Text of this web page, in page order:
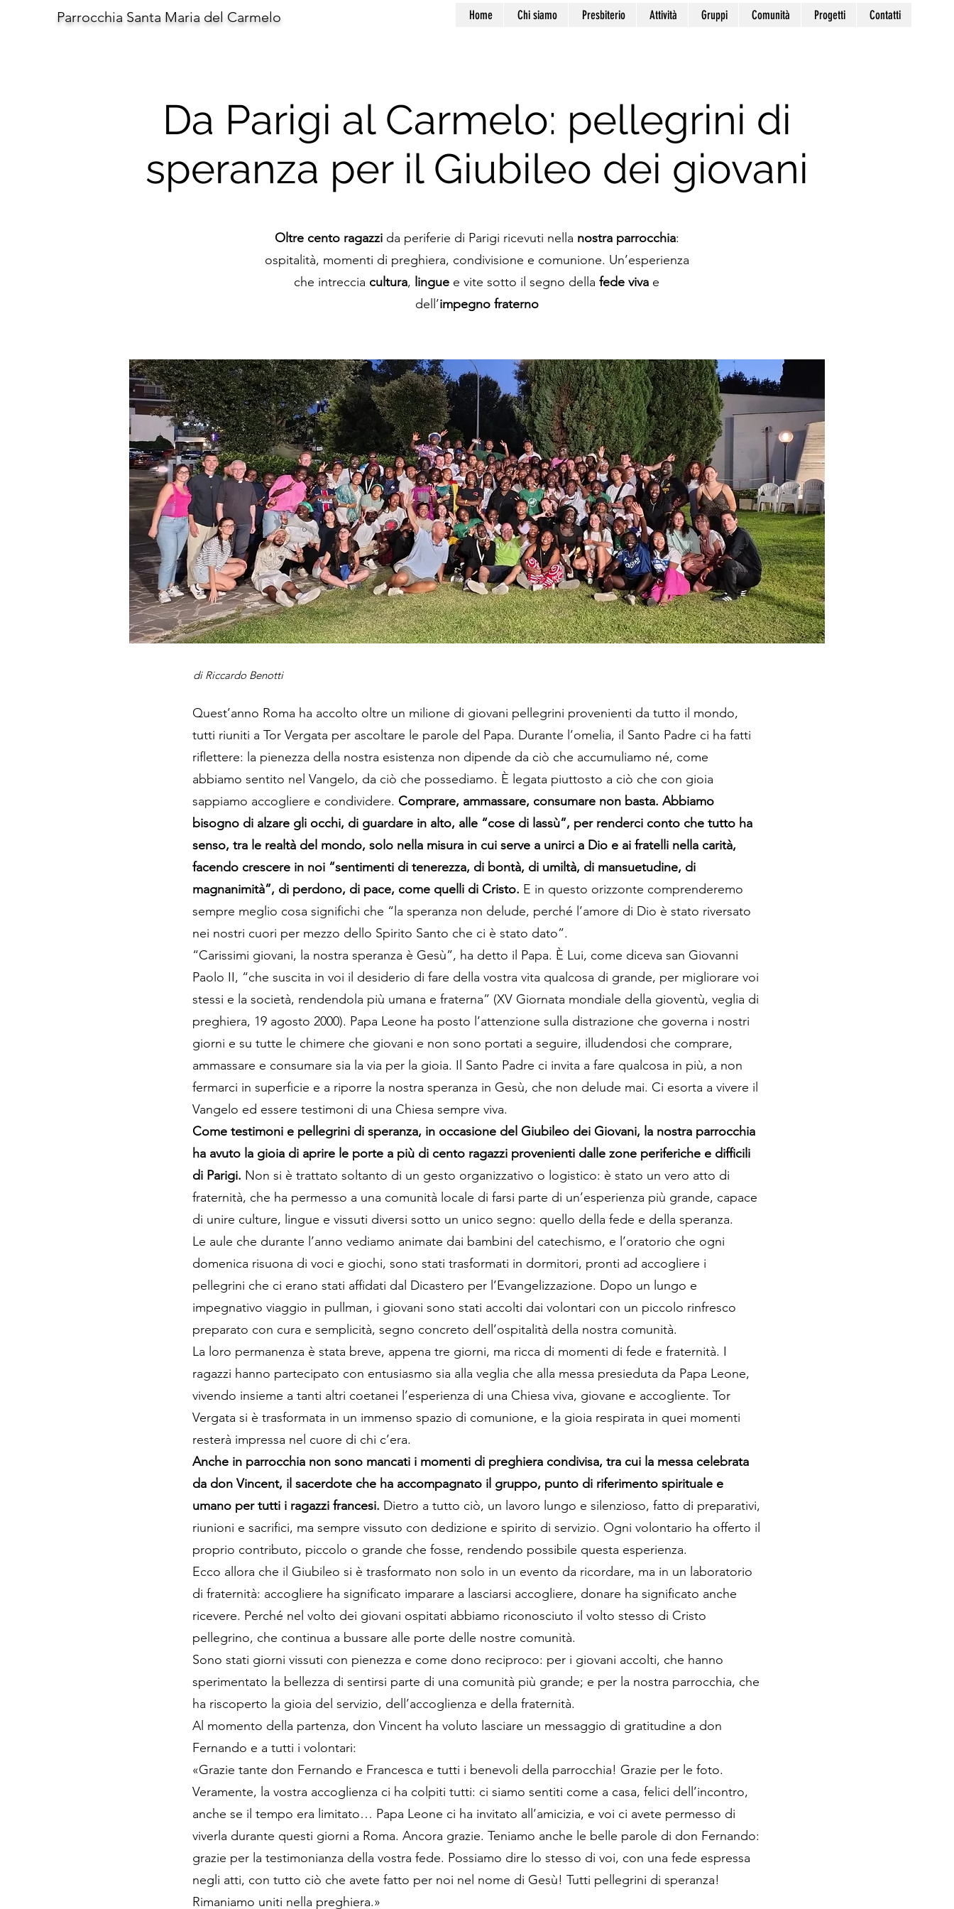
Parrocchia Santa Maria del Carmelo Home Chi siamo Presbiterio Attività Gruppi Comunità Progetti Contatti
Da Parigi al Carmelo: pellegrini di
speranza per il Giubileo dei giovani
Oltre cento ragazzida periferie di Parigi ricevuti nella nostra parrocchia:
ospitalità, momenti di preghiera, condivisione e comunione. Un’esperienza
che intreccia cultura, lingue e vite sotto il segno della fede viva e
dell’impegno fraterno
di Riccardo Benotti
Quest’anno Roma ha accolto oltre un milione di giovani pellegrini provenienti da tutto il mondo,
tutti riuniti a Tor Vergata per ascoltare le parole del Papa. Durante l’omelia, il Santo Padre ci ha fatti
riflettere: la pienezza della nostra esistenza non dipende da ciò che accumuliamo né, come
abbiamo sentito nel Vangelo, da ciò che possediamo. È legata piuttosto a ciò che con gioia
sappiamo accogliere e condividere. Comprare, ammassare, consumare non basta. Abbiamo
bisogno di alzare gli occhi, di guardare in alto, alle “cose di lassù”, per renderci conto che tutto ha
senso, tra le realtà del mondo, solo nella misura in cui serve a unirci a Dio e ai fratelli nella carità,
facendo crescere in noi “sentimenti di tenerezza, di bontà, di umiltà, di mansuetudine, di
magnanimità”, di perdono, di pace, come quelli di Cristo. E in questo orizzonte comprenderemo
sempre meglio cosa significhi che “la speranza non delude, perché l’amore di Dio è stato riversato
nei nostri cuori per mezzo dello Spirito Santo che ci è stato dato”.
“Carissimi giovani, la nostra speranza è Gesù”, ha detto il Papa. È Lui, come diceva san Giovanni
Paolo II, “che suscita in voi il desiderio di fare della vostra vita qualcosa di grande, per migliorare voi
stessi e la società, rendendola più umana e fraterna” (XV Giornata mondiale della gioventù, veglia di
preghiera, 19 agosto 2000). Papa Leone ha posto l’attenzione sulla distrazione che governa i nostri
giorni e su tutte le chimere che giovani e non sono portati a seguire, illudendosi che comprare,
ammassare e consumare sia la via per la gioia. Il Santo Padre ci invita a fare qualcosa in più, a non
fermarci in superficie e a riporre la nostra speranza in Gesù, che non delude mai. Ci esorta a vivere il
Vangelo ed essere testimoni di una Chiesa sempre viva.
Come testimoni e pellegrini di speranza, in occasione del Giubileo dei Giovani, la nostra parrocchia
ha avuto la gioia di aprire le porte a più di cento ragazzi provenienti dalle zone periferiche e difficili
di Parigi. Non si è trattato soltanto di un gesto organizzativo o logistico: è stato un vero atto di
fraternità, che ha permesso a una comunità locale di farsi parte di un’esperienza più grande, capace
di unire culture, lingue e vissuti diversi sotto un unico segno: quello della fede e della speranza.
Le aule che durante l’anno vediamo animate dai bambini del catechismo, e l’oratorio che ogni
domenica risuona di voci e giochi, sono stati trasformati in dormitori, pronti ad accogliere i
pellegrini che ci erano stati affidati dal Dicastero per l’Evangelizzazione. Dopo un lungo e
impegnativo viaggio in pullman, i giovani sono stati accolti dai volontari con un piccolo rinfresco
preparato con cura e semplicità, segno concreto dell’ospitalità della nostra comunità.
La loro permanenza è stata breve, appena tre giorni, ma ricca di momenti di fede e fraternità. I
ragazzi hanno partecipato con entusiasmo sia alla veglia che alla messa presieduta da Papa Leone,
vivendo insieme a tanti altri coetanei l’esperienza di una Chiesa viva, giovane e accogliente. Tor
Vergata si è trasformata in un immenso spazio di comunione, e la gioia respirata in quei momenti
resterà impressa nel cuore di chi c’era.
Anche in parrocchia non sono mancati i momenti di preghiera condivisa, tra cui la messa celebrata
da don Vincent, il sacerdote che ha accompagnato il gruppo, punto di riferimento spirituale e
umano per tutti i ragazzi francesi. Dietro a tutto ciò, un lavoro lungo e silenzioso, fatto di preparativi,
riunioni e sacrifici, ma sempre vissuto con dedizione e spirito di servizio. Ogni volontario ha offerto il
proprio contributo, piccolo o grande che fosse, rendendo possibile questa esperienza.
Ecco allora che il Giubileo si è trasformato non solo in un evento da ricordare, ma in un laboratorio
di fraternità: accogliere ha significato imparare a lasciarsi accogliere, donare ha significato anche
ricevere. Perché nel volto dei giovani ospitati abbiamo riconosciuto il volto stesso di Cristo
pellegrino, che continua a bussare alle porte delle nostre comunità.
Sono stati giorni vissuti con pienezza e come dono reciproco: per i giovani accolti, che hanno
sperimentato la bellezza di sentirsi parte di una comunità più grande; e per la nostra parrocchia, che
ha riscoperto la gioia del servizio, dell’accoglienza e della fraternità.
Al momento della partenza, don Vincent ha voluto lasciare un messaggio di gratitudine a don
Fernando e a tutti i volontari:
«Grazie tante don Fernando e Francesca e tutti i benevoli della parrocchia! Grazie per le foto.
Veramente, la vostra accoglienza ci ha colpiti tutti: ci siamo sentiti come a casa, felici dell’incontro,
anche se il tempo era limitato… Papa Leone ci ha invitato all’amicizia, e voi ci avete permesso di
viverla durante questi giorni a Roma. Ancora grazie. Teniamo anche le belle parole di don Fernando:
grazie per la testimonianza della vostra fede. Possiamo dire lo stesso di voi, con una fede espressa
negli atti, con tutto ciò che avete fatto per noi nel nome di Gesù! Tutti pellegrini di speranza!
Rimaniamo uniti nella preghiera.»